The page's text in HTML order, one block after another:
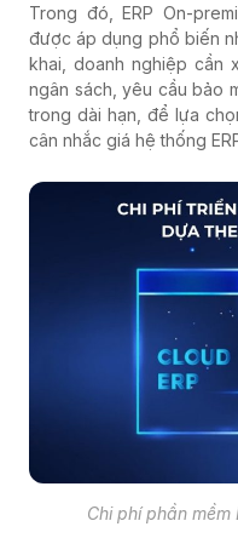
Trong đó, ERP On-
được áp dụng phổ biến
khai, doanh nghiệp cần
ngân sách, yêu cầu bảo
trong dài hạn, để lựa
cân nhắc giá hệ thống
Chi phí phần